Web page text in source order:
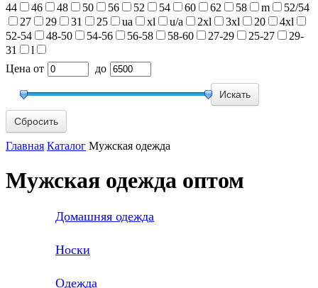
44
46 48 50 56 52 54 60 62 58 m
52/54
27
29 31 25 ua xl u/a 2xl 3xl 20
4xl
52-54
48-50 54-56 56-58 58-60 27-29 25-27
29-
31
l
Цена от до
Сбросить
Главная Каталог Мужская одежда
Мужская одежда оптом
Домашняя одежда
Носки
Одежда